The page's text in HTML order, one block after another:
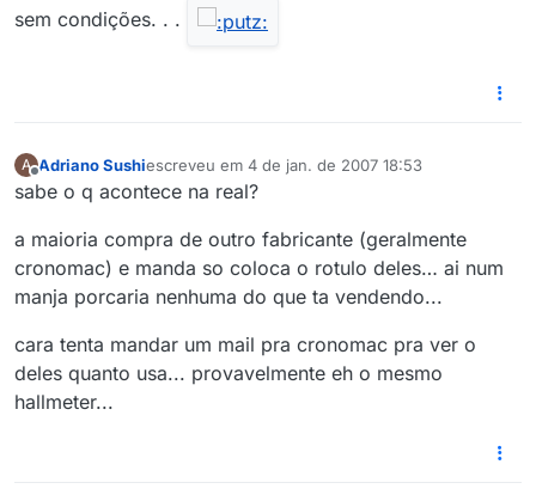
sem condições. . .
A
Offline
Adriano Sushiescreveu em 4 de jan. de 2007 18:53
última edição por
sabe o q acontece na real?
a maioria compra de outro fabricante (geralmente
cronomac) e manda so coloca o rotulo deles… ai num
manja porcaria nenhuma do que ta vendendo...
cara tenta mandar um mail pra cronomac pra ver o
deles quanto usa... provavelmente eh o mesmo
hallmeter...